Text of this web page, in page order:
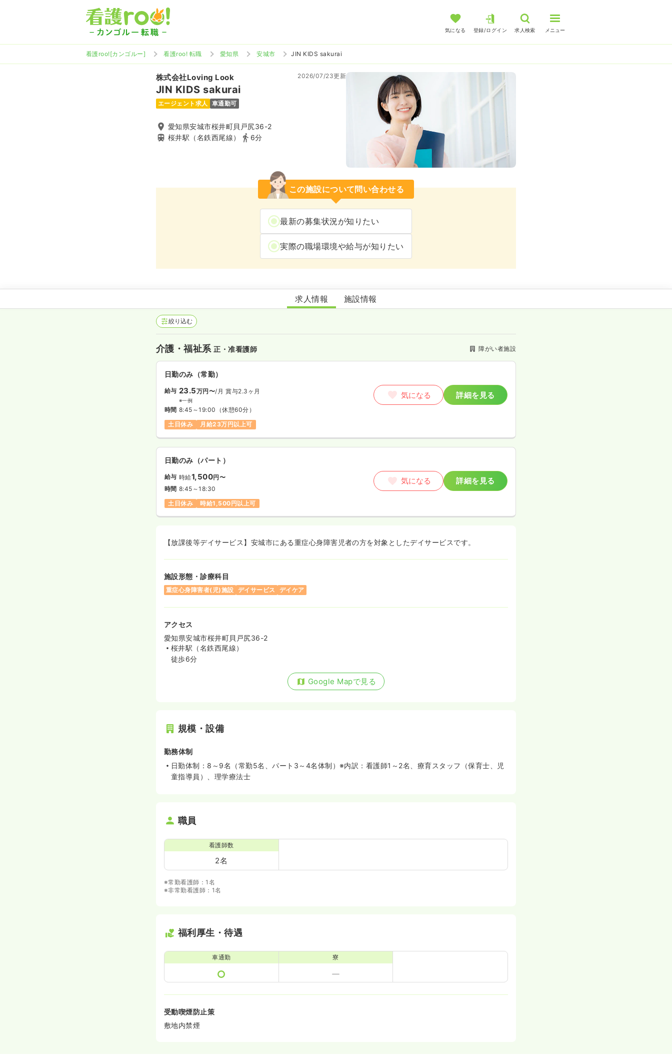
気になる 登録/ログイン 求人検索 メニュー
看護roo![カンゴルー] 看護roo! 転職 愛知県 安城市 JIN KIDS sakurai
株式会社Loving Look
JIN KIDS sakurai
2026/07/23更新
エージェント求人 車通勤可
愛知県安城市桜井町貝戸尻36-2
桜井駅（名鉄西尾線）
6分
この施設について問い合わせる
最新の募集状況が知りたい
実際の職場環境や給与が知りたい
JIN KIDS sakurai
求人情報 施設情報
絞り込む
介護・福祉系正・准看護師 障がい者施設
日勤のみ（常勤）
給与 23.5万円〜/月 賞与2.3ヶ月
※一例
時間 8:45～19:00 （休憩60分）
土日休み
月給23万円以上可
気になる 詳細を見る
日勤のみ（パート）
給与 時給1,500円〜
時間 8:45～18:30
土日休み
時給1,500円以上可
気になる 詳細を見る
【放課後等デイサービス】安城市にある重症心身障害児者の方を対象としたデイサービスです。
施設形態・診療科目
重症心身障害者(児)施設 デイサービス デイケア
アクセス
愛知県安城市桜井町貝戸尻36-2
桜井駅（名鉄西尾線）
徒歩6分
Google Mapで見る
規模・設備
勤務体制
日勤体制：8～9名（常勤5名、パート3～4名体制）※内訳：看護師1～2名、療育スタッフ（保育士、児
童指導員）、理学療法士
職員
看護師数
2名
※常勤看護師：1名
※非常勤看護師：1名
福利厚生・待遇
車通勤 寮
受動喫煙防止策
敷地内禁煙